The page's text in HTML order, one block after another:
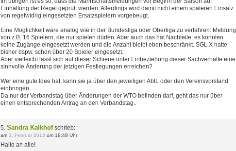
Einhaltung der Regel geprüft werden. Allerdings wird damit nicht einem späteren Einsatz
von regelwidrig eingesetzten Ersatzspielern vorgebeugt.
Eine Möglichkeit wäre analog wie in der Bundesliga oder Oberliga zu verfahren: Meldung
von z.B. 16 Spielern, die nur spielen dürfen. Aber auch das hat Nachteile: es könnten
keine Zugänge eingesetzt werden und die Anzahl bleibt eben beschränkt. SGL X hatte
bisher bspw. schon über 20 Spieler eingesetzt.
Aber vielleicht lässt sich auf dieser Schiene unter Einbeziehung dieser Sachverhalte eine
sinnvolle Änderung der jetzigen Festlegungen erreichen?
Wer eine gute Idee hat, kann sie ja über den jeweiligen AbtL oder den Vereinsvorstand
einbringen.
Da nur der Verbandstag über Änderungen der WTO befinden darf, geht das nur über
einen entsprechenden Antrag an den Verbandstag..
5. Sandra Kalkhofschrieb:
am 3. Februar 2013 um 19:48 Uhr
Hallo an alle!